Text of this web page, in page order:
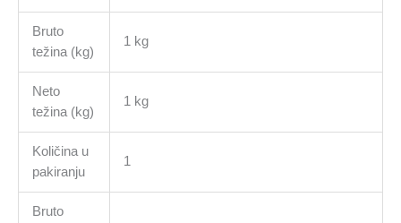
Bruto
težina (kg)
1 kg
Neto
težina (kg)
1 kg
Količina u
pakiranju
1
Bruto